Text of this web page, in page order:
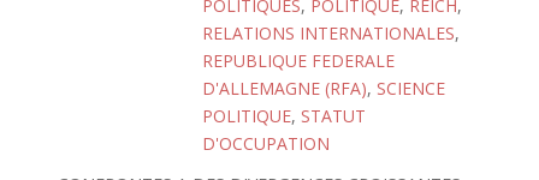
POLITIQUES, POLITIQUE, REICH,
RELATIONS INTERNATIONALES,
REPUBLIQUE FEDERALE
D'ALLEMAGNE (RFA), SCIENCE
POLITIQUE, STATUT
D'OCCUPATION